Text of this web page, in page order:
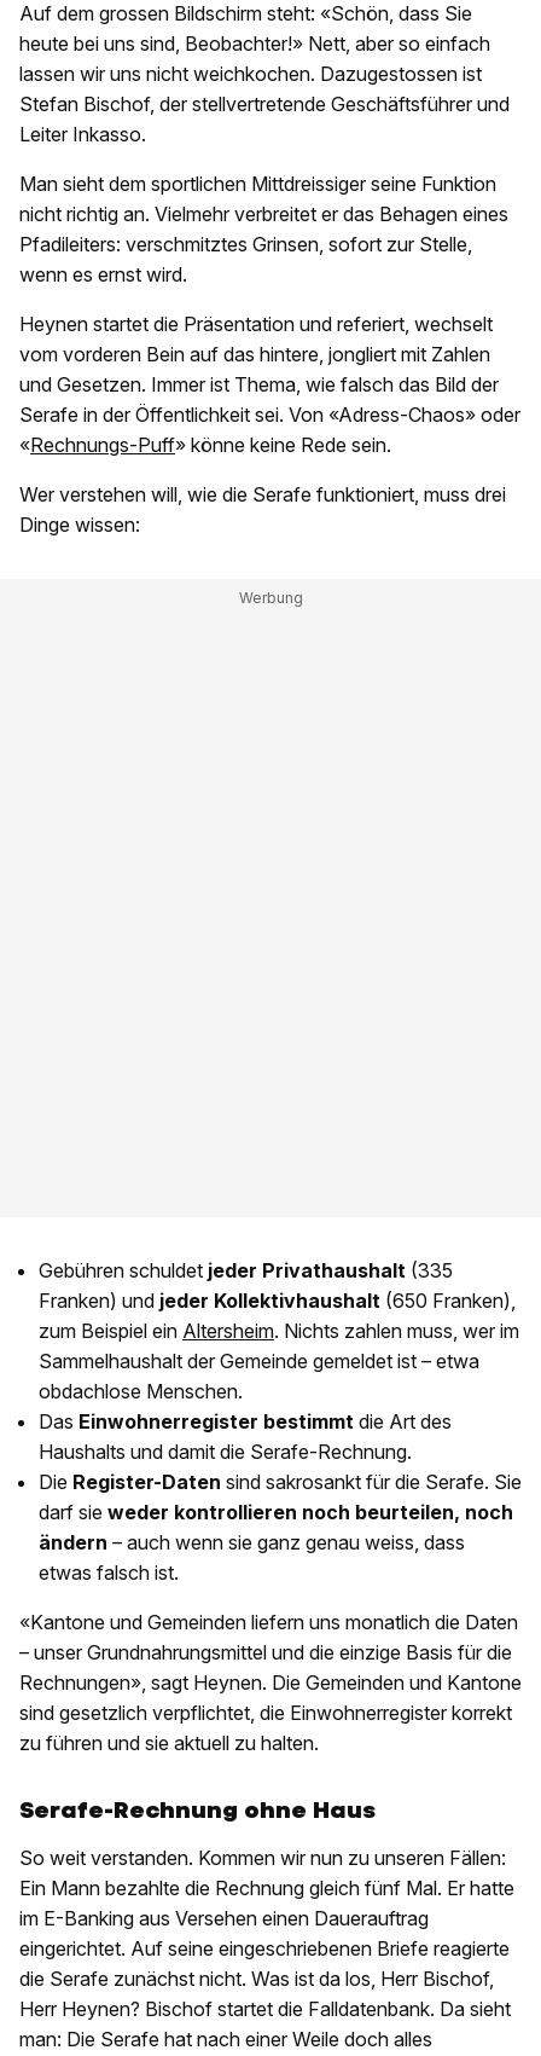
Auf dem grossen Bildschirm steht: «Schön, dass Sie
heute bei uns sind, Beobachter!» Nett, aber so einfach
lassen wir uns nicht weichkochen. Dazugestossen ist
Stefan Bischof, der stellvertretende Geschäftsführer und
Leiter Inkasso.
Man sieht dem sportlichen Mittdreissiger seine Funktion
nicht richtig an. Vielmehr verbreitet er das Behagen eines
Pfadileiters: verschmitztes Grinsen, sofort zur Stelle,
wenn es ernst wird.
Heynen startet die Präsentation und referiert, wechselt
vom vorderen Bein auf das hintere, jongliert mit Zahlen
und Gesetzen. Immer ist Thema, wie falsch das Bild der
Serafe in der Öffentlichkeit sei. Von «Adress-Chaos» oder
«Rechnungs-Puff» könne keine Rede sein.
Wer verstehen will, wie die Serafe funktioniert, muss drei
Dinge wissen:
Gebühren schuldet jeder Privathaushalt (335
Franken) und jeder Kollektivhaushalt (650 Franken),
zum Beispiel ein Altersheim. Nichts zahlen muss, wer im
Sammelhaushalt der Gemeinde gemeldet ist – etwa
obdachlose Menschen.
Das Einwohnerregister bestimmt die Art des
Haushalts und damit die Serafe-Rechnung.
Die Register-Daten sind sakrosankt für die Serafe. Sie
darf sie weder kontrollieren noch beurteilen, noch
ändern – auch wenn sie ganz genau weiss, dass
etwas falsch ist.
«Kantone und Gemeinden liefern uns monatlich die Daten
– unser Grundnahrungsmittel und die einzige Basis für die
Rechnungen», sagt Heynen. Die Gemeinden und Kantone
sind gesetzlich verpflichtet, die Einwohnerregister korrekt
zu führen und sie aktuell zu halten.
Serafe-Rechnung ohne Haus
So weit verstanden. Kommen wir nun zu unseren Fällen:
Ein Mann bezahlte die Rechnung gleich fünf Mal. Er hatte
im E-Banking aus Versehen einen Dauerauftrag
eingerichtet. Auf seine eingeschriebenen Briefe reagierte
die Serafe zunächst nicht. Was ist da los, Herr Bischof,
Herr Heynen? Bischof startet die Falldatenbank. Da sieht
man: Die Serafe hat nach einer Weile doch alles